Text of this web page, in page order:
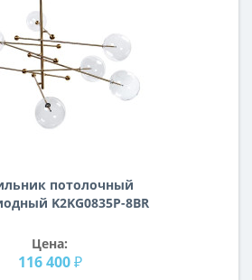
потолочный
K2KG0835P-8BR
Цена:
116 400 ₽